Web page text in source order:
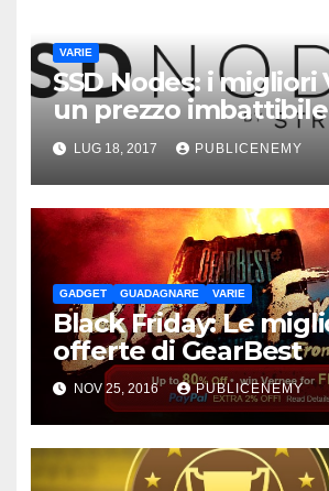
VARIE
SSD Nodes: i migliori
un prezzo imbattibile
LUG 18, 2017 PUBLICENEMY
GADGET GUADAGNARE VARIE
Black Friday: Le
offerte di GearBest
NOV 25, 2016 PUBLICENEMY